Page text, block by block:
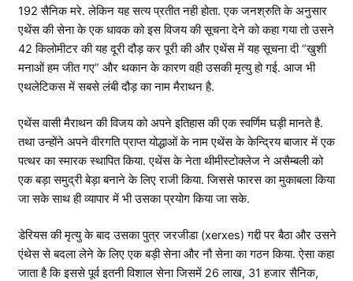
192 सैनिक मरे. लेकिन यह सत्य प्रतीत नही होता. एक जनश्रुति के अनुसार
एथेंस की सेना के एक धावक को इस विजय की सूचना देने को कहा गया तो उसने
42 किलोमीटर की यह दूरी दौड़ कर पूरी की और एथेंस में यह सूचना दी “खुशी
मनाओं हम जीत गए” और थकान के कारण वही उसकी मृत्यु हो गई. आज भी
एथलेटिकस में सबसे लंबी दौड़ का नाम मैराथन है.
एथेंस वासी मैराथन की विजय को अपने इतिहास की एक स्वर्णिम घड़ी मानते है.
तथा उन्होंने अपने वीरगति प्राप्त योद्धाओं के नाम एथेंस के केन्द्रिय बाजार में एक
पत्थर का स्मारक स्थापित किया. एथेंस के नेता थीमीस्टोक्लेज ने असैम्बली को
एक बड़ा समुद्री बेड़ा बनाने के लिए राजी किया. जिससे फारस का मुकाबला किया
जा सके साथ ही व्यापार में भी उसका प्रयोग किया जा सके.
डेरियस की मृत्यु के बाद उसका पुत्र जरजीडा (xerxes) गद्दी पर बैठा और उसने
एंथेस से बदला लेने के लिए एक बड़ी सेना और नौ सेना का गठन किया. ऐसा कहा
जाता है कि इससे पूर्व इतनी विशाल सेना जिसमें 26 लाख, 31 हजार सैनिक,